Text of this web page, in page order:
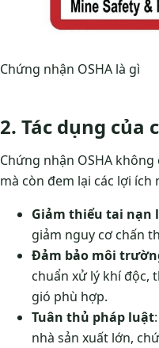
Chứng nhận OSHA là gì
2. Tác dụng của
Chứng nhận OSHA
mà còn đem lại các lợi ích
Giảm thiểu tai nạn
giảm nguy cơ chấn
Đảm bảo môi
chuẩn xử lý khí độc,
gió phù hợp.
Tuân thủ pháp luật
nhà sản xuất lớn,